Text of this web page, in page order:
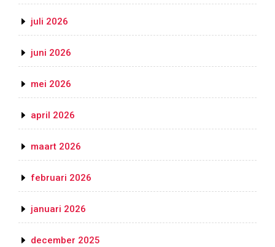
juli 2026
juni 2026
mei 2026
april 2026
maart 2026
februari 2026
januari 2026
december 2025